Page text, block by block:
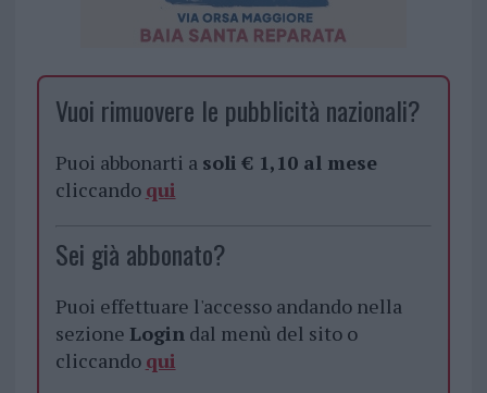
Vuoi rimuovere le pubblicità nazionali?
Puoi abbonarti a soli € 1,10 al mese
cliccando qui
Sei già abbonato?
Puoi effettuare l'accesso andando nella
sezione Logindal menù del sito o
cliccando qui